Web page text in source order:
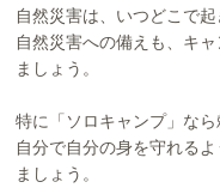
自然災害は、いつどこで
自然災害への備えも、キ
ましょう。
特に「ソロキャンプ」なら
自分で自分の身を守れる
ましょう。